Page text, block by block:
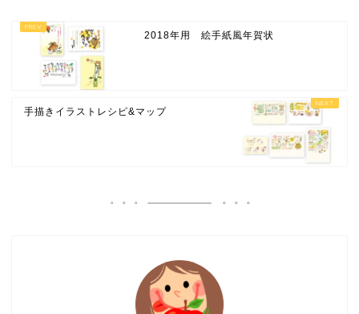
2018年用 絵手紙風年賀状
手描きイラストレシピ&マップ